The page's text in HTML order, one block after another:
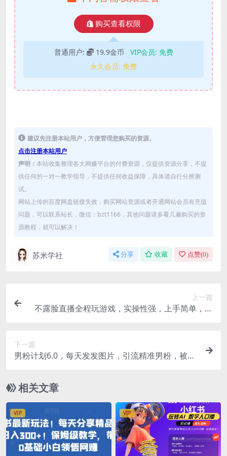
购买查看权限
普通用户: 19.9金币 VIP会员: 免费
永久会员: 免费
建议先注册本站用户，方便管理您购买的资源。
点击注册本站用户
声明： 本站收集整理各大网赚平台的付费资源，仅提供资源分享，不提
供任何的一对一教学指导，不提供任何收益保障，具体请自行分辨测
试。
网站上传的百度网盘链接失效，购买网站资源或者开通网站会员有充值
问题，可以联系站长，微信：bzt1166，其他问题请多看几遍购买的资
源教程，就可以解决！
苏米学社 分享 收藏 点赞(0)
上一篇
不露脸直播全程玩游戏，实操性强，上手简单，单
下一篇
男粉计划6.0，每天发发图片，引流精准男粉，被动
即可
相关文章
VIP VIP